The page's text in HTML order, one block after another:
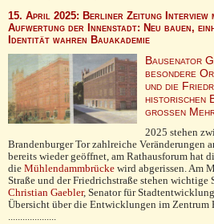
15. April 2025: Berliner Zeitung Interview
Aufwertung der Innenstadt: Neu bauen,
Identität wahren Bauakademie
Bausenator
besondere
und die
historischen
großen
2025 stehen
Brandenburger Tor zahlreiche Veränderungen
bereits wieder geöffnet, am Rathausforum hat
die Mühlendammbrücke wird abgerissen. Am
Straße und der Friedrichstraße stehen
Christian Gaebler, Senator für
Übersicht über die Entwicklungen im Zentrum
....................